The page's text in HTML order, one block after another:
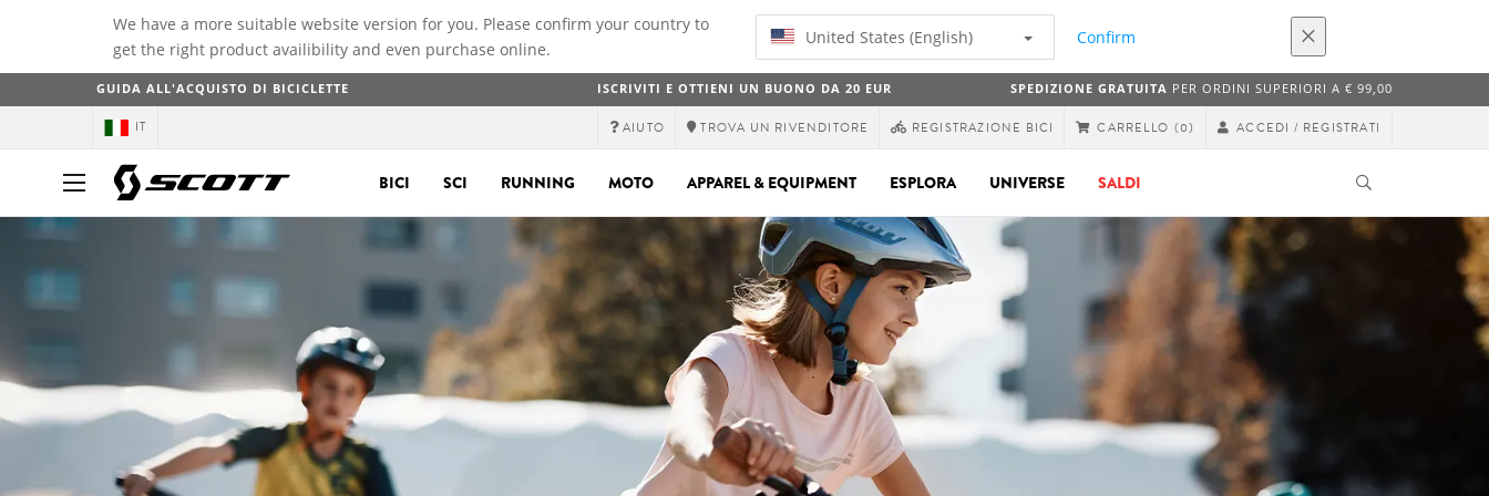
We have a more suitable website version for you. Please confirm your country to
get the right product availibility and even purchase online.
United States (English) Confirm
GUIDA ALL'ACQUISTO DI BICICLETTE ISCRIVITI E OTTIENI UN BUONO DA 20 EUR SPEDIZIONE GRATUITA PER ORDINI SUPERIORI A € 99,00
IT AIUTO TROVA UN RIVENDITORE REGISTRAZIONE BICI CARRELLO (0) ACCEDI / REGISTRATI
BICI SCI RUNNING MOTO APPAREL & EQUIPMENT ESPLORA UNIVERSE SALDI